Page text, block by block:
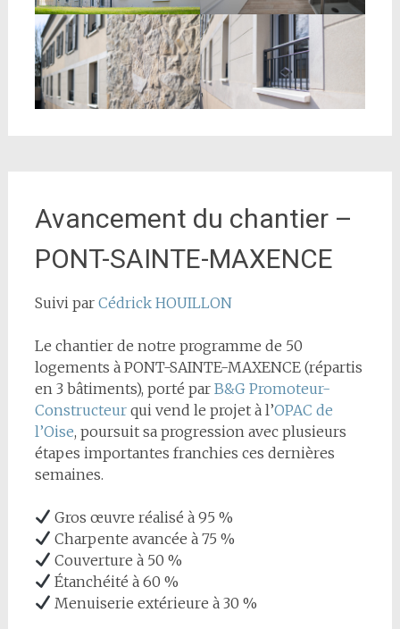
Avancement du chantier –
PONT-SAINTE-MAXENCE
Suivi par Cédrick HOUILLON
Le chantier de notre programme de 50
logements à PONT-SAINTE-MAXENCE (répartis
en 3 bâtiments), porté par B&G Promoteur-
Constructeurqui vend le projet à l’OPAC de
l’Oise, poursuit sa progression avec plusieurs
étapes importantes franchies ces dernières
semaines.
Gros œuvre réalisé à 95 %
Charpente avancée à 75 %
Couverture à 50 %
Étanchéité à 60 %
Menuiserie extérieure à 30 %